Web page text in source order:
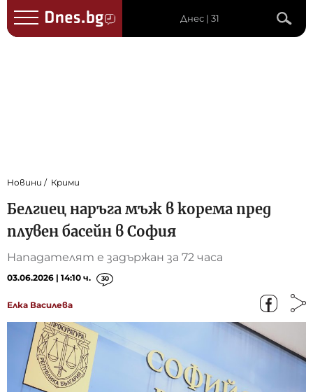
Днес | 31
Новини Крими
Белгиец наръга мъж в корема пред
плувен басейн в София
Нападателят е задържан за 72 часа
03.06.2026 | 14:10 ч. 30
Елка Василева